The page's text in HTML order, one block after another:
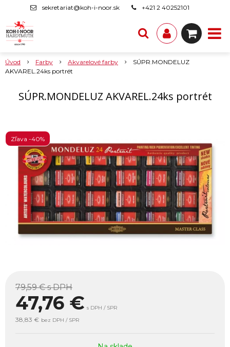
sekretariat@koh-i-noor.sk +421 2 40252101
Úvod Farby Akvarelové farby
SÚPR.MONDELUZ
AKVAREL.24ks portrét
SÚPR.MONDELUZ AKVAREL.24ks portrét
Zľava -40%
79,59 €s DPH
47,76 € s DPH / SPR
38,83 € bez DPH / SPR